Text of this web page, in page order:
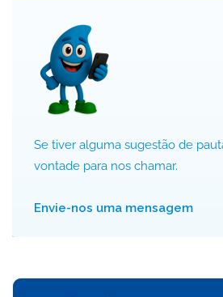
Se tiver alguma sugestão de
vontade para nos chamar.
Envie-nos uma mensagem